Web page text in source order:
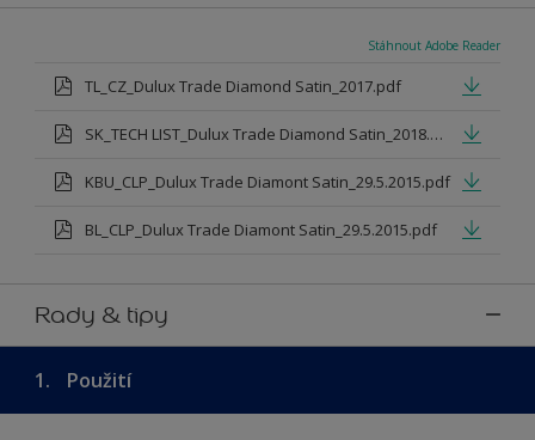
Stáhnout Adobe Reader
TL_CZ_Dulux Trade Diamond Satin_2017.pdf
SK_TECH LIST_Dulux Trade Diamond Satin_2018.pdf
KBU_CLP_Dulux Trade Diamont Satin_29.5.2015.pdf
BL_CLP_Dulux Trade Diamont Satin_29.5.2015.pdf
Rady & tipy
1. Použití